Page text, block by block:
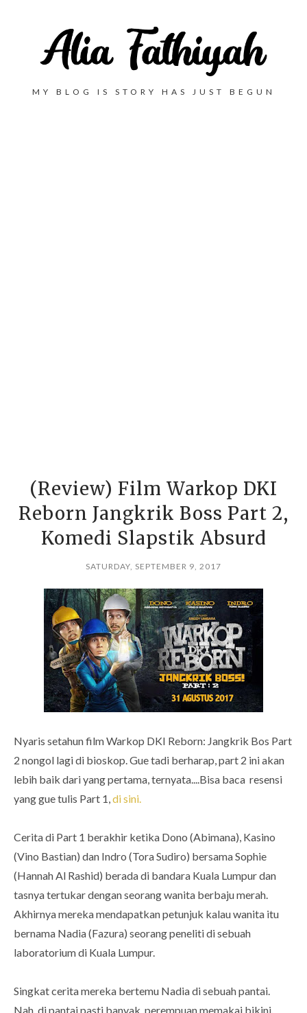
MY BLOG IS STORY HAS JUST BEGUN
(Review) Film Warkop DKI
Reborn Jangkrik Boss Part 2,
Komedi Slapstik Absurd
SATURDAY, SEPTEMBER 9, 2017
Nyaris setahun film Warkop DKI Reborn: Jangkrik Bos Part
2 nongol lagi di bioskop. Gue tadi berharap, part 2 ini akan
lebih baik dari yang pertama, ternyata....Bisa baca resensi
yang gue tulis Part 1,di sini.
Cerita di Part 1 berakhir ketika Dono (Abimana), Kasino
(Vino Bastian) dan Indro (Tora Sudiro) bersama Sophie
(Hannah Al Rashid) berada di bandara Kuala Lumpur dan
tasnya tertukar dengan seorang wanita berbaju merah.
Akhirnya mereka mendapatkan petunjuk kalau wanita itu
bernama Nadia (Fazura) seorang peneliti di sebuah
laboratorium di Kuala Lumpur.
Singkat cerita mereka bertemu Nadia di sebuah pantai.
Nah, di pantai pasti banyak perempuan memakai bikini.